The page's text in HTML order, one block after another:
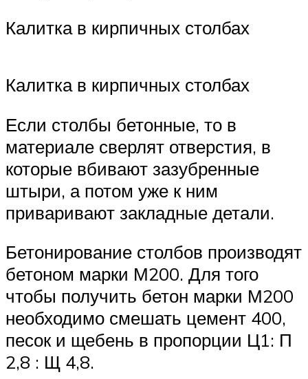
Калитка в кирпичных столбах
Калитка в кирпичных столбах
Если столбы бетонные, то в
материале сверлят отверстия, в
которые вбивают зазубренные
штыри, а потом уже к ним
приваривают закладные детали.
Бетонирование столбов производят
бетоном марки М200. Для того
чтобы получить бетон марки М200
необходимо смешать цемент 400,
песок и щебень в пропорции Ц1: П
2,8 : Щ 4,8.